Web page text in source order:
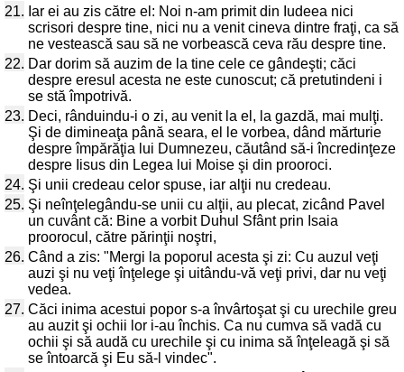
21. Iar ei au zis către el: Noi n-am primit din Iudeea nici
scrisori despre tine, nici nu a venit cineva dintre fraţi, ca să
ne vestească sau să ne vorbească ceva rău despre tine.
22. Dar dorim să auzim de la tine cele ce gândeşti; căci
despre eresul acesta ne este cunoscut; că pretutindeni i
se stă împotrivă.
23. Deci, rânduindu-i o zi, au venit la el, la gazdă, mai mulţi.
Şi de dimineaţa până seara, el le vorbea, dând mărturie
despre împărăţia lui Dumnezeu, căutând să-i încredinţeze
despre Iisus din Legea lui Moise şi din prooroci.
24. Şi unii credeau celor spuse, iar alţii nu credeau.
25. Şi neînţelegându-se unii cu alţii, au plecat, zicând Pavel
un cuvânt că: Bine a vorbit Duhul Sfânt prin Isaia
proorocul, către părinţii noştri,
26. Când a zis: "Mergi la poporul acesta şi zi: Cu auzul veţi
auzi şi nu veţi înţelege şi uitându-vă veţi privi, dar nu veţi
vedea.
27. Căci inima acestui popor s-a învârtoşat şi cu urechile greu
au auzit şi ochii lor i-au închis. Ca nu cumva să vadă cu
ochii şi să audă cu urechile şi cu inima să înţeleagă şi să
se întoarcă şi Eu să-l vindec".